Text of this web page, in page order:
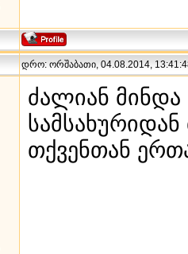
დრო: ორშაბათი, 04.08.2014,
ძალიან
თქვენთან